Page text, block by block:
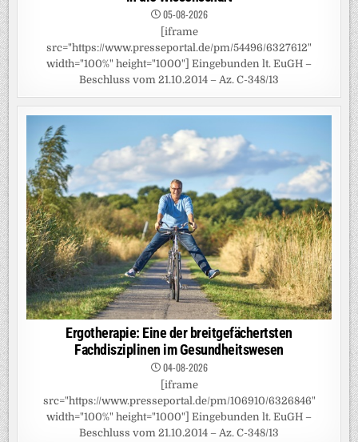
05-08-2026
[iframe
src="https://www.presseportal.de/pm/54496/6327612"
width="100%" height="1000"] Eingebunden lt. EuGH –
Beschluss vom 21.10.2014 – Az. C-348/13
Ergotherapie: Eine der breitgefächertsten
Fachdisziplinen im Gesundheitswesen
04-08-2026
[iframe
src="https://www.presseportal.de/pm/106910/6326846"
width="100%" height="1000"] Eingebunden lt. EuGH –
Beschluss vom 21.10.2014 – Az. C-348/13